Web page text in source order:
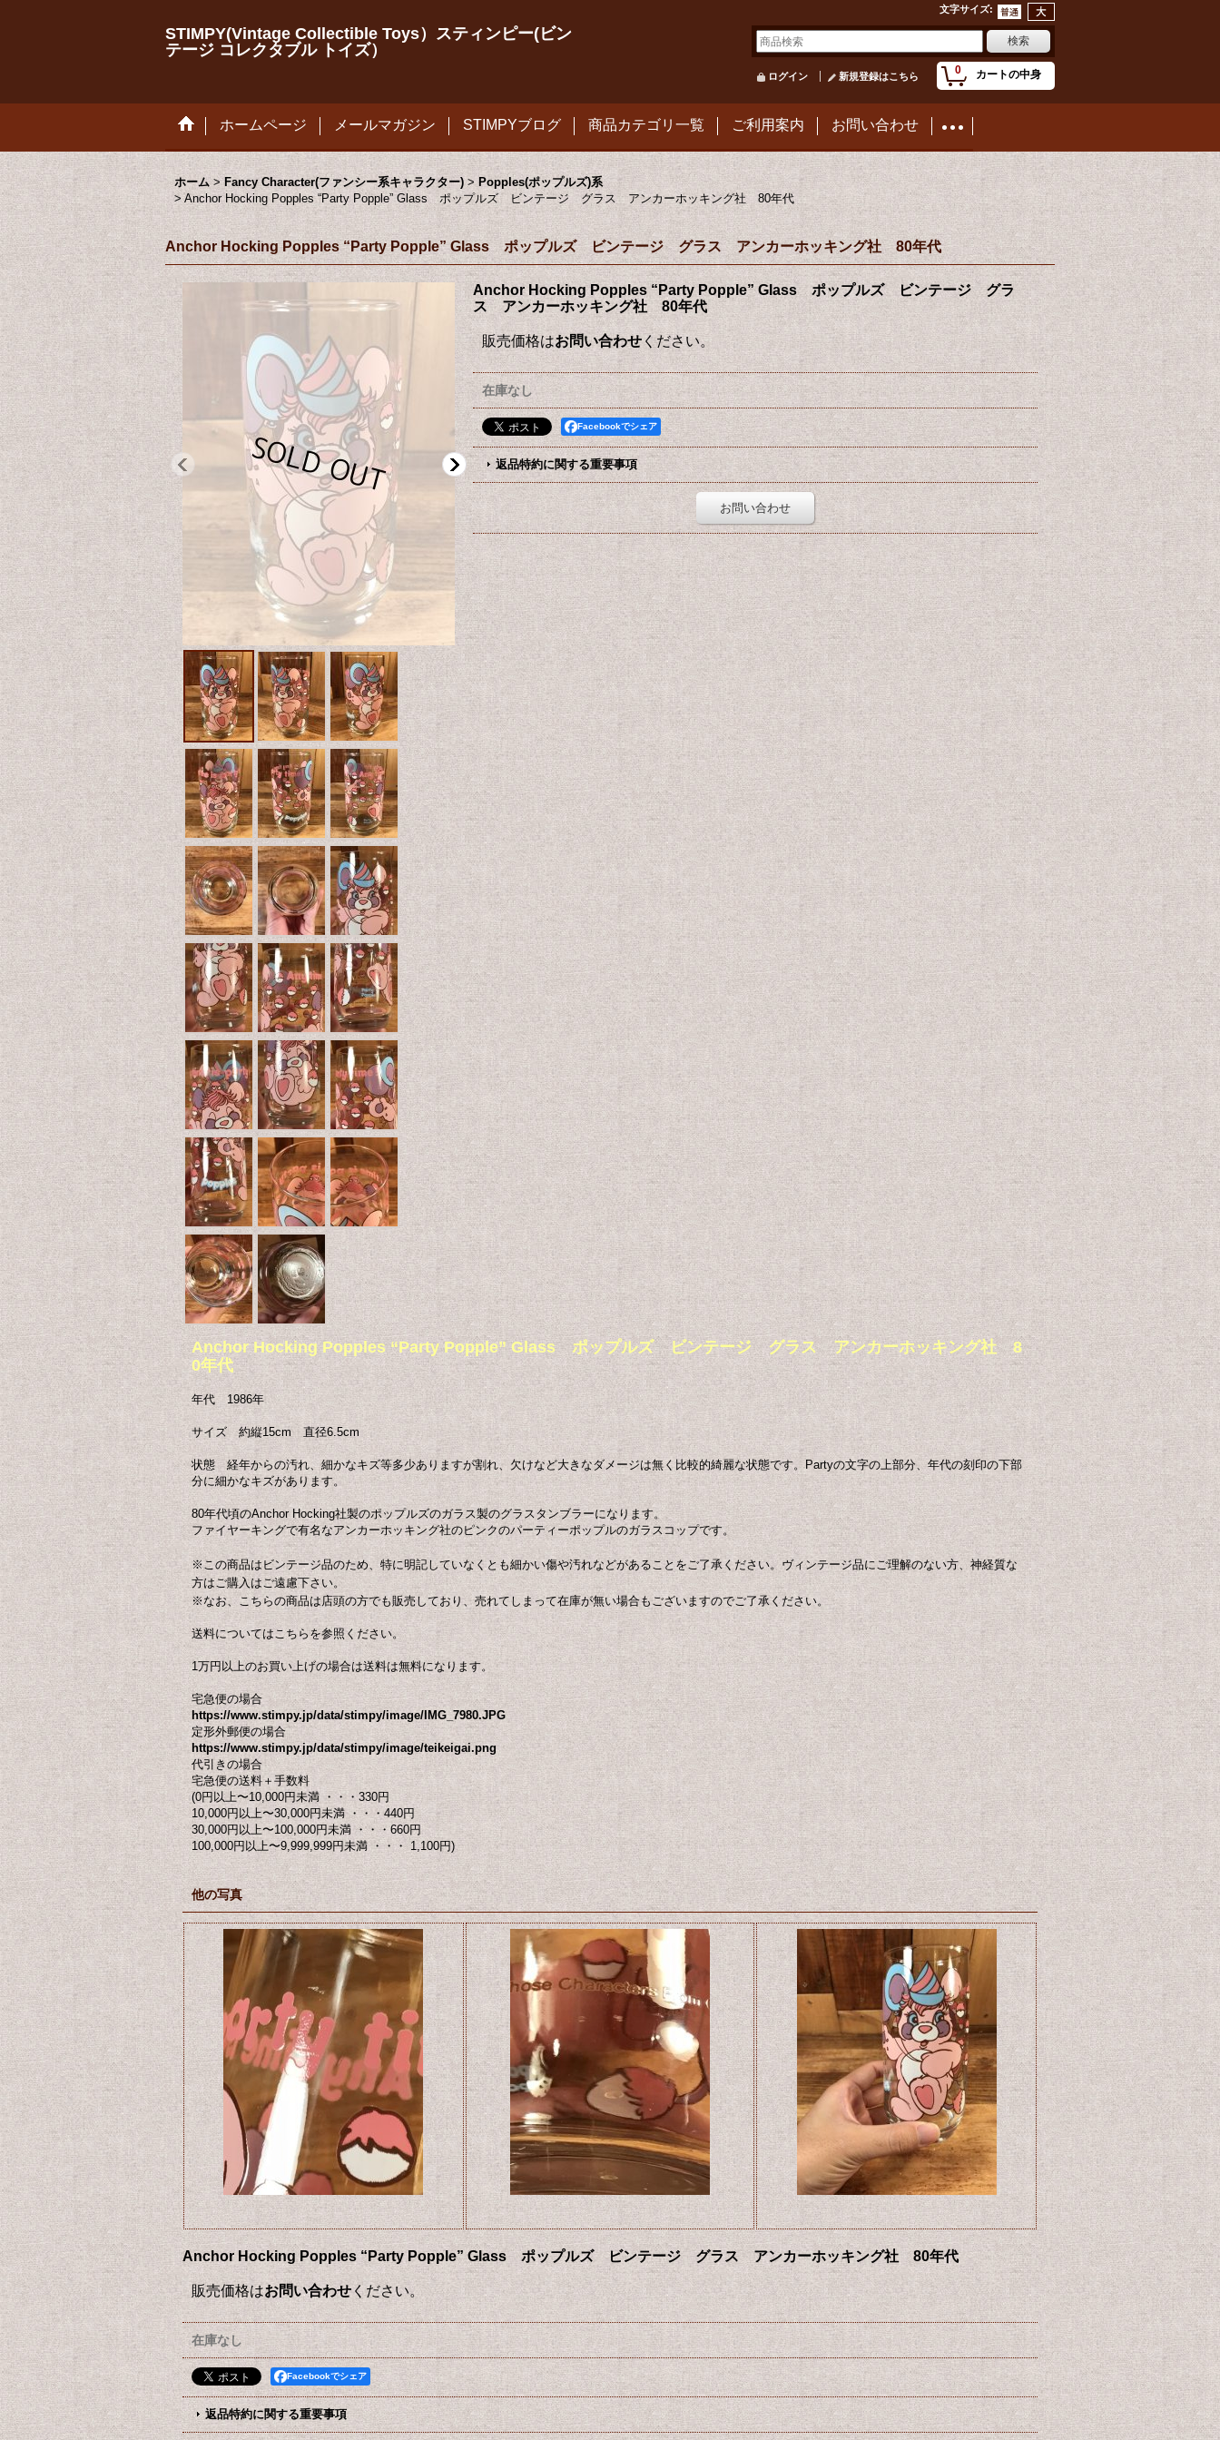
文字サイズ:
STIMPY(Vintage Collectible Toys）スティンピー(ビン
テージ コレクタブル トイズ）
0 カートの中身
ログイン 新規登録はこちら
ホームページ メールマガジン STIMPYブログ 商品カテゴリ一覧 ご利用案内 お問い合わせ
ホーム > Fancy Character(ファンシー系キャラクター) > Popples(ポップルズ)系
> Anchor Hocking Popples “Party Popple” Glass ポップルズ ビンテージ グラス アンカーホッキング社 80年代
Anchor Hocking Popples “Party Popple” Glass ポップルズ ビンテージ グラス アンカーホッキング社 80年代
Anchor Hocking Popples “Party Popple” Glass ポップルズ ビンテージ グラ
ス アンカーホッキング社 80年代
販売価格はお問い合わせ ください。
在庫なし
Facebookでシェア
返品特約に関する重要事項
お問い合わせ
Anchor Hocking Popples “Party Popple” Glass ポップルズ ビンテージ グラス アンカーホッキング社 8
0年代
年代 1986年
サイズ 約縦15cm 直径6.5cm
状態 経年からの汚れ、細かなキズ等多少ありますが割れ、欠けなど大きなダメージは無く比較的綺麗な状態です。Partyの文字の上部分、年代の刻印の下部
分に細かなキズがあります。
80年代頃のAnchor Hocking社製のポップルズのガラス製のグラスタンブラーになります。
ファイヤーキングで有名なアンカーホッキング社のピンクのパーティーポップルのガラスコップです。
※この商品はビンテージ品のため、特に明記していなくとも細かい傷や汚れなどがあることをご了承ください。ヴィンテージ品にご理解のない方、神経質な
方はご購入はご遠慮下さい。
※なお、こちらの商品は店頭の方でも販売しており、売れてしまって在庫が無い場合もございますのでご了承ください。
送料についてはこちらを参照ください。
1万円以上のお買い上げの場合は送料は無料になります。
宅急便の場合
https://www.stimpy.jp/data/stimpy/image/IMG_7980.JPG
定形外郵便の場合
https://www.stimpy.jp/data/stimpy/image/teikeigai.png
代引きの場合
宅急便の送料＋手数料
(0円以上〜10,000円未満 ・・・330円
10,000円以上〜30,000円未満 ・・・440円
30,000円以上〜100,000円未満 ・・・660円
100,000円以上〜9,999,999円未満 ・・・ 1,100円)
他の写真
Anchor Hocking Popples “Party Popple” Glass ポップルズ ビンテージ グラス アンカーホッキング社 80年代
販売価格はお問い合わせください。
在庫なし
Facebookでシェア
返品特約に関する重要事項